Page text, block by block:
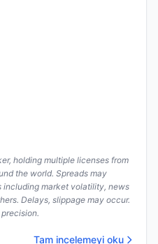
holding multiple licenses from
the world. Spreads may
market volatility, news
Delays, slippage may occur.
Tam incelemeyi oku